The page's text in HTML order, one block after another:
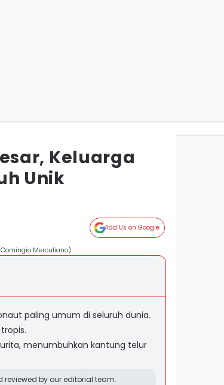
Keluarga
Unik
Add Us on Google
Merculiano)
paling umum di seluruh dunia.
menumbuhkan kantung telur
by our editorial team.